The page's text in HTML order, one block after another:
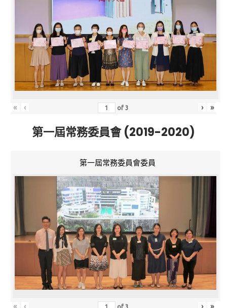
« ‹ of3 › »
第一屆常務委員會 (2019-2020)
第一屆常務委員會委員